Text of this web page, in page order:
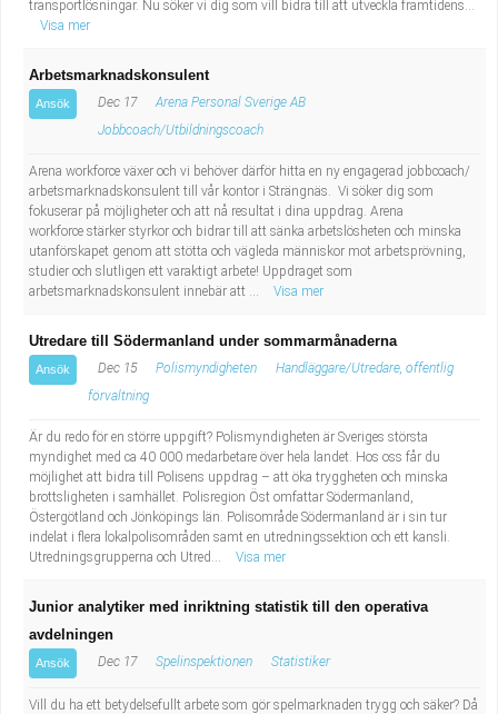
transportlösningar. Nu söker vi dig som vill bidra till att utveckla framtidens...
Visa mer
Arbetsmarknadskonsulent
Ansök Dec 17
Arena Personal Sverige AB
Jobbcoach/Utbildningscoach
Arena workforce växer och vi behöver därför hitta en ny engagerad jobbcoach/
arbetsmarknadskonsulent till vår kontor i Strängnäs. Vi söker dig som
fokuserar på möjligheter och att nå resultat i dina uppdrag. Arena
workforce stärker styrkor och bidrar till att sänka arbetslösheten och minska
utanförskapet genom att stötta och vägleda människor mot arbetsprövning,
studier och slutligen ett varaktigt arbete! Uppdraget som
arbetsmarknadskonsulent innebär att ...
Visa mer
Utredare till Södermanland under sommarmånaderna
Ansök Dec 15 Polismyndigheten
Handläggare/Utredare, offentlig
förvaltning
Är du redo för en större uppgift? Polismyndigheten är Sveriges största
myndighet med ca 40 000 medarbetare över hela landet. Hos oss får du
möjlighet att bidra till Polisens uppdrag – att öka tryggheten och minska
brottsligheten i samhället. Polisregion Öst omfattar Södermanland,
Östergötland och Jönköpings län. Polisområde Södermanland är i sin tur
indelat i flera lokalpolisområden samt en utredningssektion och ett kansli.
Utredningsgrupperna och Utred...
Visa mer
Junior analytiker med inriktning statistik till den operativa
avdelningen
Ansök Dec 17 Spelinspektionen Statistiker
Vill du ha ett betydelsefullt arbete som gör spelmarknaden trygg och säker? Då